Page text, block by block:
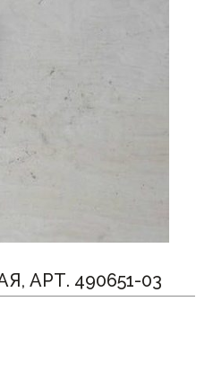
АРТ. 490651-03